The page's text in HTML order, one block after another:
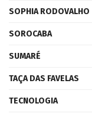
SOPHIA RODOVALHO
SOROCABA
SUMARÉ
TAÇA DAS FAVELAS
TECNOLOGIA